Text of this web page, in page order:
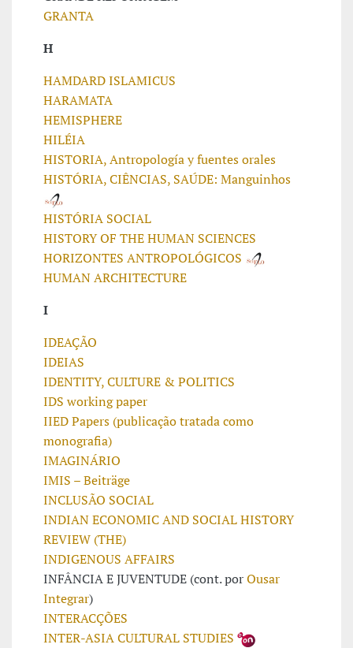
GRANTA
H
HAMDARD ISLAMICUS
HARAMATA
HEMISPHERE
HILÉIA
HISTORIA, Antropología y fuentes orales
HISTÓRIA, CIÊNCIAS, SAÚDE: Manguinhos
HISTÓRIA SOCIAL
HISTORY OF THE HUMAN SCIENCES
HORIZONTES ANTROPOLÓGICOS
HUMAN ARCHITECTURE
I
IDEAÇÃO
IDEIAS
IDENTITY, CULTURE & POLITICS
IDS working paper
IIED Papers (publicação tratada como
monografia)
IMAGINÁRIO
IMIS – Beiträge
INCLUSÃO SOCIAL
INDIAN ECONOMIC AND SOCIAL HISTORY
REVIEW (THE)
INDIGENOUS AFFAIRS
INFÂNCIA E JUVENTUDE (cont. porOusar
Integrar)
INTERACÇÕES
INTER-ASIA CULTURAL STUDIES